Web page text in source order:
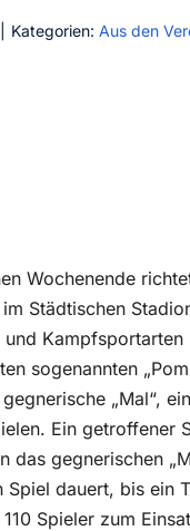
Kategorien: Aus den
Wochenende
Städtischen
und
sogenannten
„Mal“,
Ein getroffener
das gegnerischen
dauert, bis ein
Spieler zum